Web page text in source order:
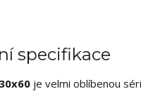
specifikace
je velmi oblíbenou